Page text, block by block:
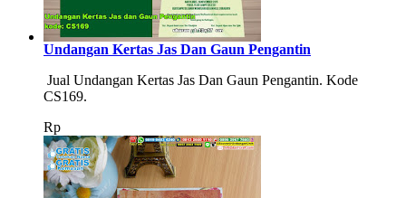
Undangan Kertas Jas Dan Gaun Pengantin
Jual Undangan Kertas Jas Dan Gaun Pengantin. Kode
CS169.
Rp